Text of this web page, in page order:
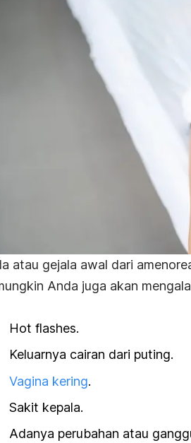
atau gejala awal dari
Anda juga akan
Hot flashes.
Keluarnya cairan dari puting.
Vagina kering.
Sakit kepala.
Adanya perubahan atau